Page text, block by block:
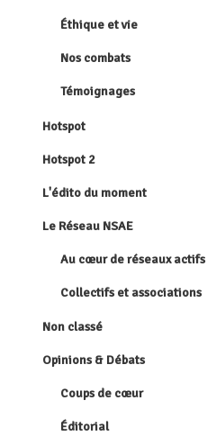
Éthique et vie
Nos combats
Témoignages
Hotspot
Hotspot 2
L'édito du moment
Le Réseau NSAE
Au cœur de réseaux actifs
Collectifs et associations
Non classé
Opinions & Débats
Coups de cœur
Éditorial